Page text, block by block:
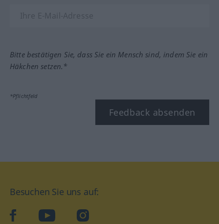
Bitte bestätigen Sie, dass Sie ein Mensch sind, indem Sie ein
Häkchen setzen.*
*Pflichtfeld
Feedback absenden
Besuchen Sie uns auf:
facebookYouTube Instagram